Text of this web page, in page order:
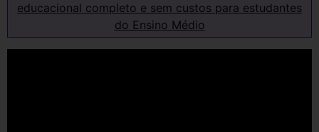
educacional completo e sem custos para estudantes
do Ensino Médio